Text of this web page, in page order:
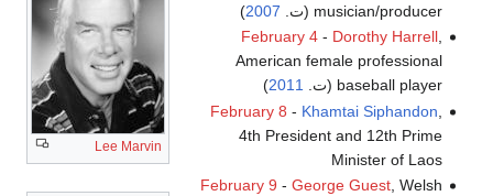
Lee Marvin
musician/producer (ت.
2007
)
February 4- Dorothy Harrell,
American female professional
baseball player (ت.
2011
)
February 8 - Khamtai Siphandon
4th President and 12th Prime
Minister of Laos
February 9 - George Guest, Welsh